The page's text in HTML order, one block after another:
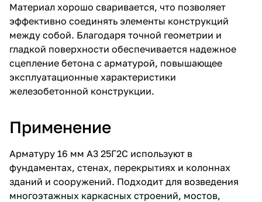
Материал хорошо сваривается, что позволяет
эффективно соединять элементы конструкций
между собой. Благодаря точной геометрии и
гладкой поверхности обеспечивается надежное
сцепление бетона с арматурой, повышающее
эксплуатационные характеристики
железобетонной конструкции.
Применение
Арматуру 16 мм А3 25Г2С используют в
фундаментах, стенах, перекрытиях и колоннах
зданий и сооружений. Подходит для возведения
многоэтажных каркасных строений, мостов,